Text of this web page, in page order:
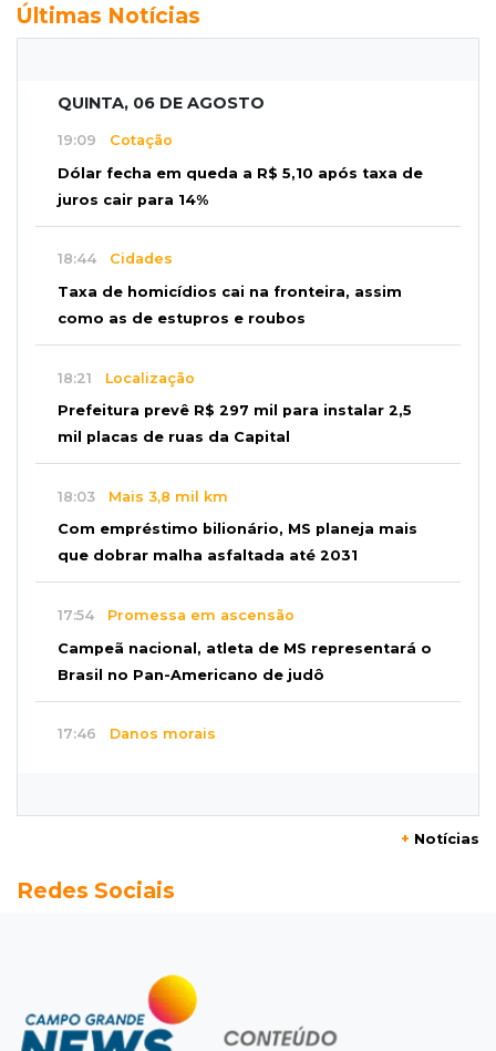
Últimas Notícias
QUINTA, 06 DE AGOSTO
19:09 Cotação
Dólar fecha em queda a R$ 5,10 após taxa de
juros cair para 14%
18:44 Cidades
Taxa de homicídios cai na fronteira, assim
como as de estupros e roubos
18:21 Localização
Prefeitura prevê R$ 297 mil para instalar 2,5
mil placas de ruas da Capital
18:03 Mais 3,8 mil km
Com empréstimo bilionário, MS planeja mais
que dobrar malha asfaltada até 2031
17:54 Promessa em ascensão
Campeã nacional, atleta de MS representará o
Brasil no Pan-Americano de judô
17:46 Danos morais
Velório de Luis Pedro Scalise será no Rubens
Operação Lívia
Nova lei pune deepfakes sexuais com crianças
e amplia investigação na internet
+ Notícias
Redes Sociais